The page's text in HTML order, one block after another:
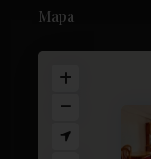
Mapa